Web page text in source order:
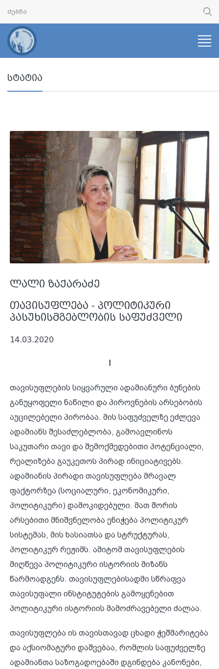
სტატია
ლალი ზაქარაძე
თავისუფლება - პოლიტიკური
პასუხისმგებლობის საფუძველი
14.03.2020
I
თავისუფლების სიყვარული ადამიანური ბუნების
განუყოფელი ნაწილი და პიროვნების არსებობის
აუცილებელი პირობაა. მის საფუძველზე ეძლევა
ადამიანს შესაძლებლობა, გამოავლინოს
საკუთარი თავი და შემოქმედებითი პოტენციალი,
რეალიზება გაუკეთოს პირად ინიციატივებს.
ადამიანის პირადი თავისუფლება მრავალ
ფაქტორზეა (სოციალური, ეკონომიკური,
პოლიტიკური) დამოკიდებული. მათ შორის
არსებითი მნიშვნელობა ენიჭება პოლიტიკურ
სისტემას, მის ხასიათსა და სტრუქტურას,
პოლიტიკურ რეჟიმს. ამიტომ თავისუფლების
მიღწევა პოლიტიკური ისტორიის მიზანს
წარმოადგენს. თავისუფლებისადმი სწრაფვა
თავისუფალი ინსტიტუტების გამოყენებით
პოლიტიკური ისტორიის მამოძრავებელი ძალაა.
თავისუფლება ის თავისთავად ცხადი ჭეშმარიტება
და აქსიომატური დაშვებაა, რომლის საფუძველზე
ადამიანთა საზოგადოებაში დგინდება კანონები,